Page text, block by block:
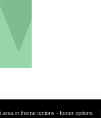
in theme options - footer options